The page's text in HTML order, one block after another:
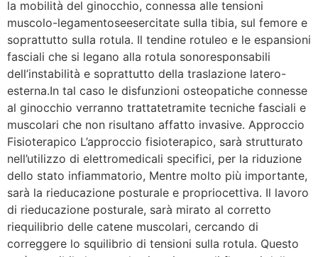
la mobilità del ginocchio, connessa alle tensioni
muscolo-legamentoseesercitate sulla tibia, sul femore e
soprattutto sulla rotula. Il tendine rotuleo e le espansioni
fasciali che si legano alla rotula sonoresponsabili
dell’instabilità e soprattutto della traslazione latero-
esterna.In tal caso le disfunzioni osteopatiche connesse
al ginocchio verranno trattatetramite tecniche fasciali e
muscolari che non risultano affatto invasive. Approccio
Fisioterapico L’approccio fisioterapico, sarà strutturato
nell’utilizzo di elettromedicali specifici, per la riduzione
dello stato infiammatorio, Mentre molto più importante,
sarà la rieducazione posturale e propriocettiva. Il lavoro
di rieducazione posturale, sarà mirato al corretto
riequilibrio delle catene muscolari, cercando di
correggere lo squilibrio di tensioni sulla rotula. Questo